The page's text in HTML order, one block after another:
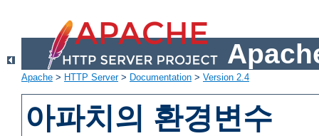
Apache > HTTP Server> Documentation > Version 2.4
아파치의 환경변수